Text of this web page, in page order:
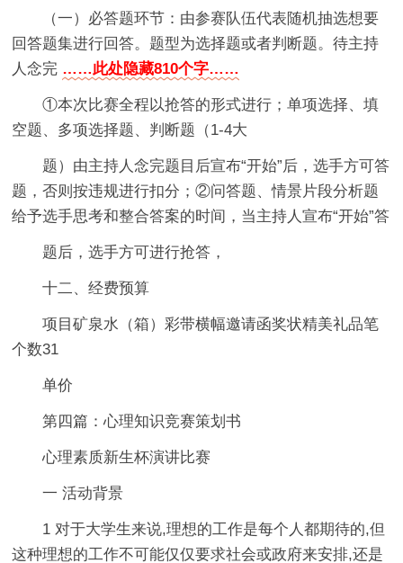
（一）必答题环节：由参赛队伍代表随机抽选想要
回答题集进行回答。题型为选择题或者判断题。待主持
人念完 ……此处隐藏810个字……
①本次比赛全程以抢答的形式进行；单项选择、填
空题、多项选择题、判断题（1-4大
题）由主持人念完题目后宣布“开始”后，选手方可答
题，否则按违规进行扣分；②问答题、情景片段分析题
给予选手思考和整合答案的时间，当主持人宣布“开始”答
题后，选手方可进行抢答，
十二、经费预算
项目矿泉水（箱）彩带横幅邀请函奖状精美礼品笔
个数31
单价
第四篇：心理知识竞赛策划书
心理素质新生杯演讲比赛
一 活动背景
1 对于大学生来说,理想的工作是每个人都期待的,但
这种理想的工作不可能仅仅要求社会或政府来安排,还是